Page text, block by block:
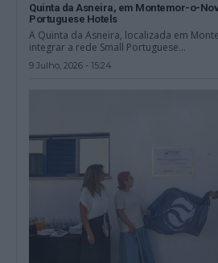
Quinta da Asneira, em Montemor-o-
Portuguese Hotels
A Quinta da Asneira, localizada em
integrar a rede Small Portuguese...
9 Julho, 2026 - 15:24